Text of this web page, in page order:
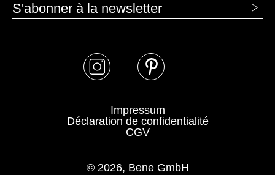
S'abonner à la newsletter
© 2026, Bene GmbH
Impressum
Déclaration de confidentialité
CGV